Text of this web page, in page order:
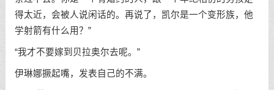
得太近，会被人说闲话的。再说了，凯尔是一个变形族，他
学射箭有什么用？”
“我才不要嫁到贝拉奥尔去呢。”
伊琳娜撅起嘴，发表自己的不满。